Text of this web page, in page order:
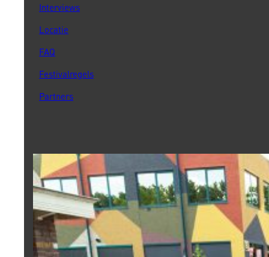
Interviews
Locatie
FAQ
Festivalregels
Partners